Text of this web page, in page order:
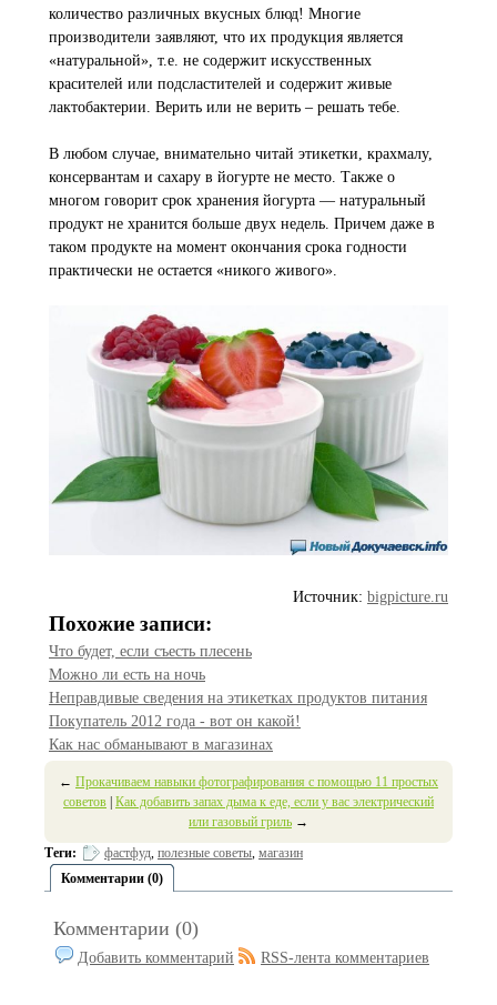
количество различных вкусных блюд! Многие
производители заявляют, что их продукция является
«натуральной», т.е. не содержит искусственных
красителей или подсластителей и содержит живые
лактобактерии. Верить или не верить –­ решать тебе.
В любом случае, внимательно читай этикетки, крахмалу,
консервантам и сахару в йогурте не место. Также о
многом говорит срок хранения йогурта — натуральный
продукт не хранится больше двух недель. Причем даже в
таком продукте на момент окончания срока годности
практически не остается «никого живого».
Источник: bigpicture.ru
Похожие записи:
Что будет, если съесть плесень
Можно ли есть на ночь
Неправдивые сведения на этикетках продуктов питания
Покупатель 2012 года - вот он какой!
Как нас обманывают в магазинах
← Прокачиваем навыки фотографирования с помощью 11 простых
советов | Как добавить запах дыма к еде, если у вас электрический
или газовый гриль →
Теги:
фастфуд полезные советы магазин
Комментарии (0)
Комментарии (0)
Добавить комментарий RSS-лента комментариев